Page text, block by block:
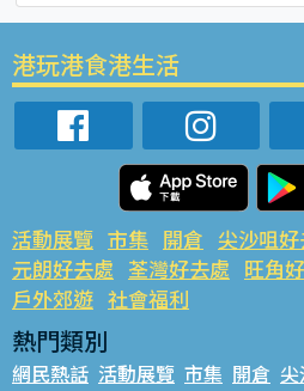
港玩港食港生活
活動展覽 市集 開倉 尖沙咀
元朗好去處 荃灣好去處 旺角
戶外郊遊 社會福利
熱門類別
網民熱話 活動展覽 市集 開倉